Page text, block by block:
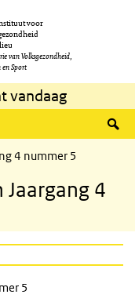
voor
van Volksgezondheid,
en Sport
vandaag
4 nummer 5
4
5